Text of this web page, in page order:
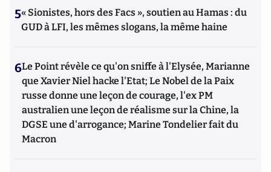
5« Sionistes, hors des Facs », soutien au Hamas : du
GUD à LFI, les mêmes slogans, la même haine
6Le Point révèle ce qu'on sniffe à l'Elysée, Marianne
que Xavier Niel hacke l'Etat; Le Nobel de la Paix
russe donne une leçon de courage, l'ex PM
australien une leçon de réalisme sur la Chine, la
DGSE une d'arrogance; Marine Tondelier fait du
Macron